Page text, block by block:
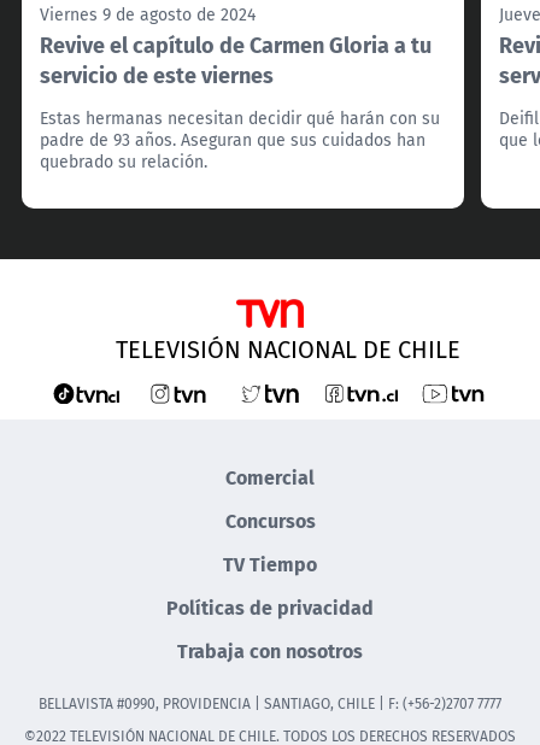
Viernes 9 de agosto de 2024
Revive el capítulo de Carmen Gloria a tu
servicio de este viernes
Estas hermanas necesitan decidir qué harán con su
padre de 93 años. Aseguran que sus cuidados han
quebrado su relación.
que
TELEVISIÓN NACIONAL DE CHILE
Comercial
Concursos
TV Tiempo
Políticas de privacidad
Trabaja con nosotros
BELLAVISTA #0990, PROVIDENCIA | SANTIAGO, CHILE | F: (+56-2)2707 7777
©2022 TELEVISIÓN NACIONAL DE CHILE. TODOS LOS DERECHOS RESERVADOS